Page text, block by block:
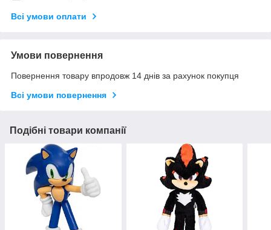
Всі умови оплати
Умови повернення
Повернення товару впродовж 14 днів за рахунок покупця
Всі умови повернення
Подібні товари компанії